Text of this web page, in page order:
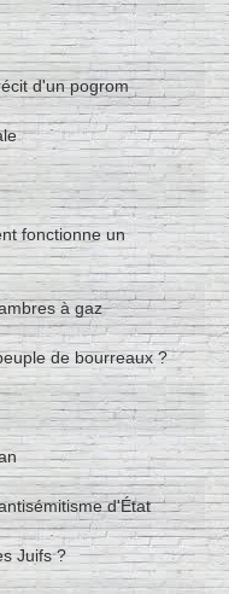
d'un pogrom
fonctionne un
à gaz
de bourreaux ?
d'État
Juifs ?